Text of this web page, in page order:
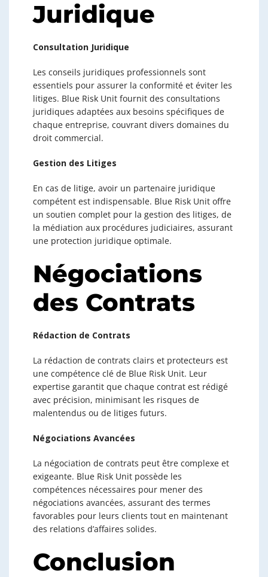
Juridique
Consultation Juridique
Les conseils juridiques professionnels sont
essentiels pour assurer la conformité et éviter les
litiges. Blue Risk Unit fournit des consultations
juridiques adaptées aux besoins spécifiques de
chaque entreprise, couvrant divers domaines du
droit commercial.
Gestion des Litiges
En cas de litige, avoir un partenaire juridique
compétent est indispensable. Blue Risk Unit offre
un soutien complet pour la gestion des litiges, de
la médiation aux procédures judiciaires, assurant
une protection juridique optimale.
Négociations
des Contrats
Rédaction de Contrats
La rédaction de contrats clairs et protecteurs est
une compétence clé de Blue Risk Unit. Leur
expertise garantit que chaque contrat est rédigé
avec précision, minimisant les risques de
malentendus ou de litiges futurs.
Négociations Avancées
La négociation de contrats peut être complexe et
exigeante. Blue Risk Unit possède les
compétences nécessaires pour mener des
négociations avancées, assurant des termes
favorables pour leurs clients tout en maintenant
des relations d’affaires solides.
Conclusion